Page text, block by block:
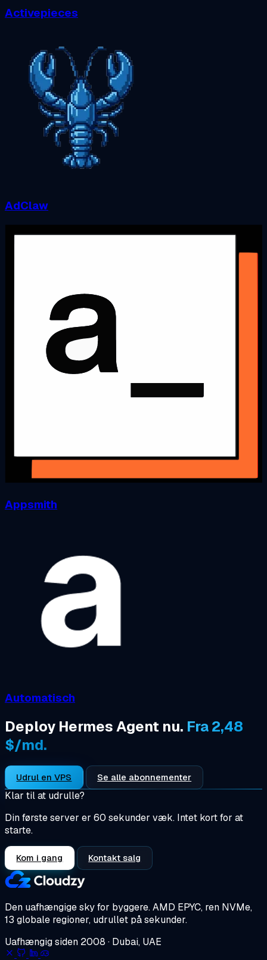
Activepieces
AdClaw
Appsmith
Automatisch
Deploy Hermes Agent nu. Fra 2,48
$/md.
Udrul en VPS Se alle abonnementer
Klar til at udrulle?
Din første server er 60 sekunder væk. Intet kort for at
starte.
Kom i gang Kontakt salg
Den uafhængige sky for byggere.AMD EPYC, ren NVMe,
13 globale regioner, udrullet på sekunder.
Uafhængig siden 2008 · Dubai, UAE